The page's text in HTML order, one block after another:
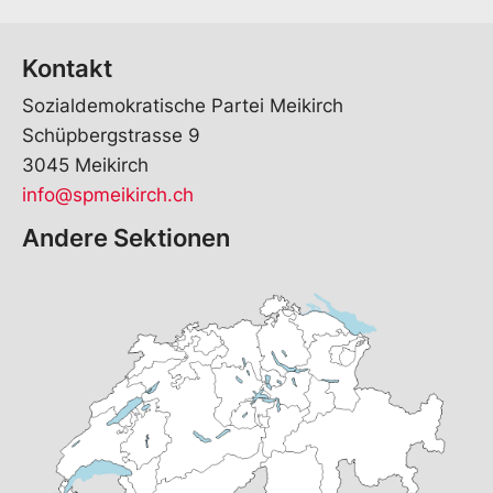
Kontakt
Sozialdemokratische Partei Meikirch
Schüpbergstrasse 9
3045 Meikirch
info@spmeikirch.ch
Andere Sektionen